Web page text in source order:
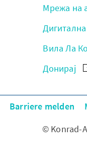
Мрежа на
Вила Ла
Донирај
Barriere melden
© Konrad-